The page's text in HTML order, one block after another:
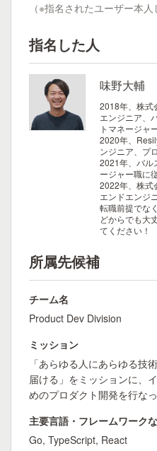
（※指名されたユーザー本
指名した人
味野大輔
2018年、株式
エンジニア、
トマネージャ
2020年、
ンジニア、プ
2021年、バル
ージャー職に従
2022年、株式
エンドエンジ
転職前提でな
どからでも大
てください！
所属先候補
チーム名
Product Dev Division
ミッション
「あらゆる人にあらゆる技
届ける」をミッションに、
めのプロダクト開発を行な
主要言語・フレームワーク
Go, TypeScript, React